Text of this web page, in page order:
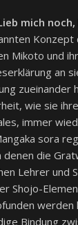
mich
Konzept
Mikoto und
an
zueinander
wie sie
immer
sora
denen die
Lehrer und
Shojo-
werden
Bindung